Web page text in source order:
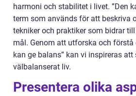
harmoni och stabilitet i livet. ”Den
term som används för att beskriva
tekniker och praktiker som bidrar
mål. Genom att utforska och förstå
kan ge balans” kan vi inspireras att
välbalanserat liv.
Presentera olika